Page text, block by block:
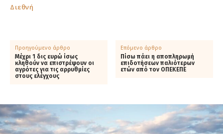
Διεθνή
Προηγούμενο άρθρο
Μέχρι 1 δις ευρώ ίσως
κληθούν να επιστρέψουν οι
αγρότες για τις αρρυθμίες
στους ελέγχους
Επόμενο άρθρο
Πίσω πάει η αποπληρωμή
επιδοτήσεων παλιότερων
ετών από τον ΟΠΕΚΕΠΕ